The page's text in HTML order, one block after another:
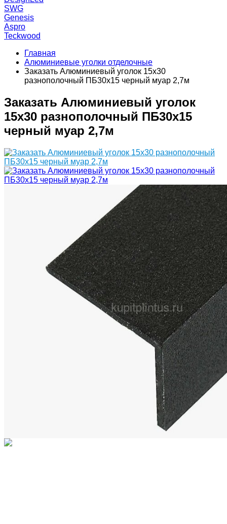
SWG
Genesis
Aspro
Teckwood
Главная
Алюминиевые уголки отделочные
Заказать Алюминиевый уголок 15х30
разнополочный ПБ30х15 черный муар 2,7м
Заказать Алюминиевый уголок
15х30 разнополочный ПБ30х15
черный муар 2,7м